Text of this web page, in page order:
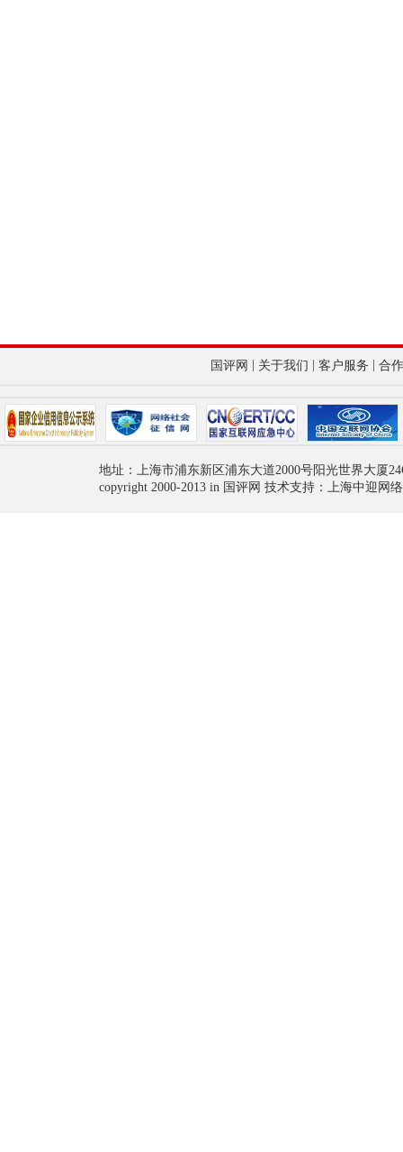
国评网 关于我们 客户服务 合
地址：上海市浦东新区浦东大道2000号阳光世界大厦
copyright 2000-2013 in 国评网 技术支持：上海中迎